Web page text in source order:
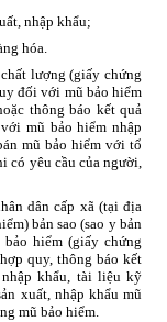
nhập khẩu;
hóa.
lượng (giấy chứng
đối với mũ bảo hiểm
thông báo kết quả
mũ bảo hiểm nhập
mũ bảo hiểm với tổ
có yêu cầu của người,
dân cấp xã (tại địa
bản sao (sao y bản
hiểm (giấy chứng
quy, thông báo kết
khẩu, tài liệu kỹ
xuất, nhập khẩu mũ
mũ bảo hiểm.